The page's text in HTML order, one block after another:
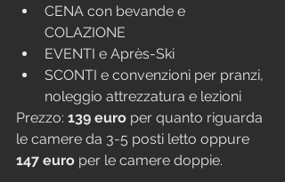
CENA con bevande e
COLAZIONE
EVENTI e Après-Ski
SCONTI e convenzioni per pranzi,
noleggio attrezzatura e lezioni
Prezzo: 139 euro per quanto riguarda
le camere da 3-5 posti letto oppure
147 euro per le camere doppie.